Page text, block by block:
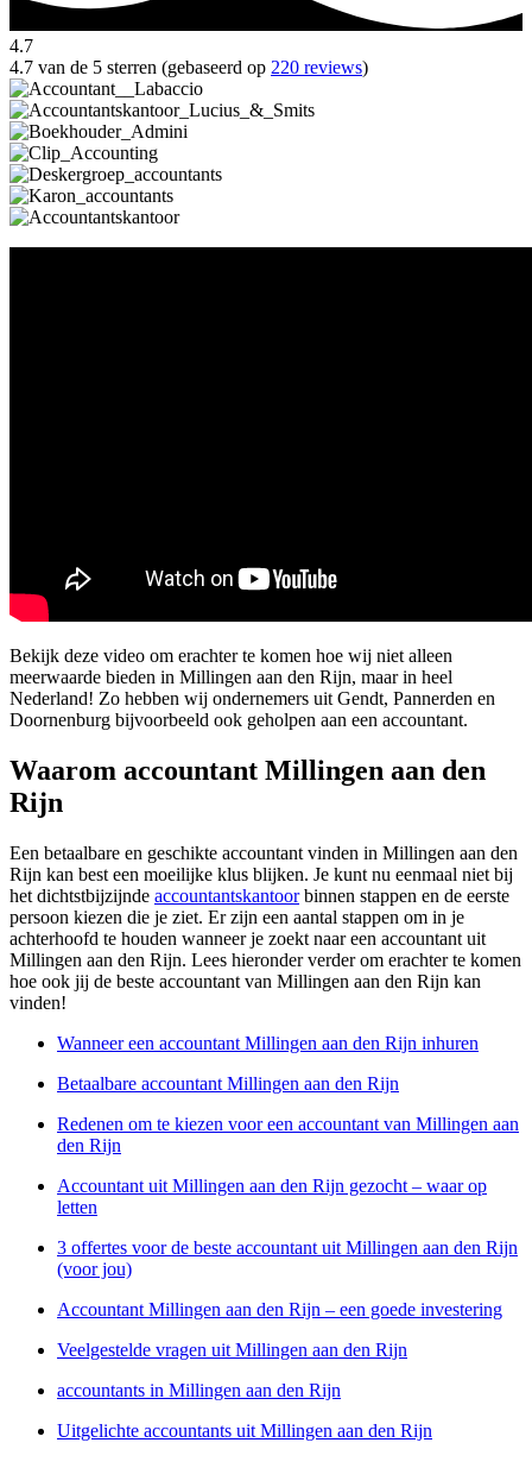
4.7
4.7 van de 5 sterren (gebaseerd op 220 reviews)
Bekijk deze video om erachter te komen hoe wij niet alleen
meerwaarde bieden in Millingen aan den Rijn, maar in heel
Nederland! Zo hebben wij ondernemers uit Gendt, Pannerden en
Doornenburg bijvoorbeeld ook geholpen aan een accountant.
Waarom accountant Millingen aan den
Rijn
Een betaalbare en geschikte accountant vinden in Millingen aan den
Rijn kan best een moeilijke klus blijken. Je kunt nu eenmaal niet bij
het dichtstbijzijnde accountantskantoorbinnen stappen en de eerste
persoon kiezen die je ziet. Er zijn een aantal stappen om in je
achterhoofd te houden wanneer je zoekt naar een accountant uit
Millingen aan den Rijn. Lees hieronder verder om erachter te komen
hoe ook jij de beste accountant van Millingen aan den Rijn kan
vinden!
Wanneer een accountant Millingen aan den Rijn inhuren
Betaalbare accountant Millingen aan den Rijn
Redenen om te kiezen voor een accountant van Millingen aan
den Rijn
Accountant uit Millingen aan den Rijn gezocht – waar op
letten
3 offertes voor de beste accountant uit Millingen aan den Rijn
(voor jou)
Accountant Millingen aan den Rijn – een goede investering
Veelgestelde vragen uit Millingen aan den Rijn
accountants in Millingen aan den Rijn
Uitgelichte accountants uit Millingen aan den Rijn